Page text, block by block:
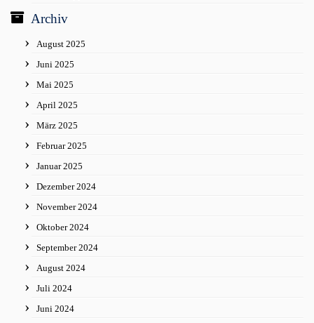
Archiv
August 2025
Juni 2025
Mai 2025
April 2025
März 2025
Februar 2025
Januar 2025
Dezember 2024
November 2024
Oktober 2024
September 2024
August 2024
Juli 2024
Juni 2024